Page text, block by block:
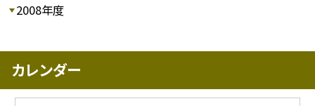
2008年度
カレンダー